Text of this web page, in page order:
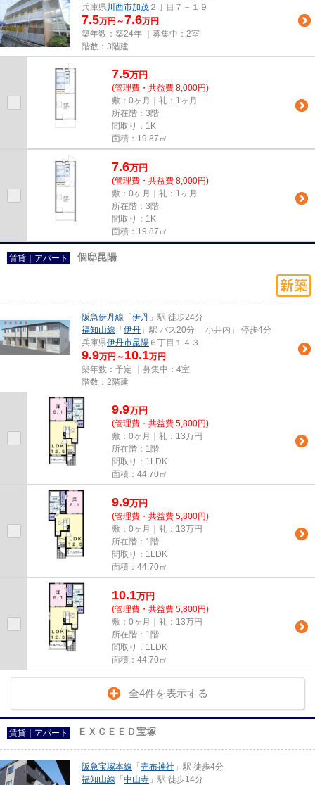
兵庫県川西市加茂 ２丁目７－１９
7.5万円～7.6万円
築年数：築24年 ｜募集中： 2室
階数：3階建
7.5万円
(管理費・共益費 8,000円)
敷：0ヶ月｜礼：1ヶ月
所在階：3階
間取り：1K
面積：19.87㎡
7.6万円
(管理費・共益費 8,000円)
敷：0ヶ月｜礼：1ヶ月
所在階：3階
間取り：1K
面積：19.87㎡
賃貸｜アパート 個邸昆陽
阪急伊丹線 「 伊丹 」駅 徒歩24分
福知山線 「 伊丹 」駅 バス20分 「小井内」 停歩4分
兵庫県伊丹市昆陽 ６丁目１４３
9.9万円～ 10.1万円
築年数：予定 ｜募集中： 4室
階数：2階建
9.9万円
(管理費・共益費 5,800円)
敷：0ヶ月｜礼：13万円
所在階：1階
間取り：1LDK
面積：44.70㎡
9.9万円
(管理費・共益費 5,800円)
敷：0ヶ月｜礼：13万円
所在階：1階
間取り：1LDK
面積：44.70㎡
10.1万円
(管理費・共益費 5,800円)
敷：0ヶ月｜礼：13万円
所在階：1階
間取り：1LDK
面積：44.70㎡
全4件を表示する
賃貸｜アパート ＥＸＣＥＥＤ宝塚
阪急宝塚本線 「 売布神社 」駅 徒歩4分
福知山線 「 中山寺 」駅 徒歩14分